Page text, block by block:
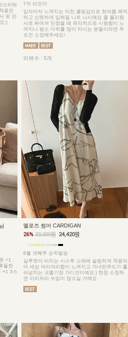
스러워
용은
핏 만
:)
7차 리오더
입자마자 느껴지는 미친 쿨링감으로 한여름 쾌적
하고 산뜻하게 입혀질 니트 나시예요 쿨 폴리원
사로 짜여져 만졌을 때 즉각적으로 시원함이 느
껴지니 평소 더위를 많이 타시는 분들이라면 무
조건 소장해주세요!
리뷰수 : 5개
+1 ,
들한
+1 3스
멜로즈 썸머 CARDIGAN
26% 33,000원 24,420원
8월 셋째주 순차발송
실루엣이 비치는 시스루 소재에 슬림하게 착용되
어 세상 여리여리함이 느껴지고 가녀린무드가 흘
러넘치는 크롭기장 가디건이예요:) 한장 소장하
면 이리저리 쓰임이 많으실 거예요